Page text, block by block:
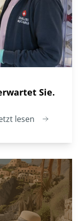
Sie.
lesen